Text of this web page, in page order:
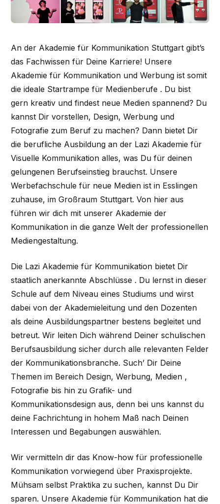
An der Akademie für Kommunikation Stuttgart gibt’s
das Fachwissen für Deine Karriere! Unsere
Akademie für Kommunikation und Werbung ist somit
die ideale Startrampe für Medienberufe . Du bist
gern kreativ und findest neue Medien spannend? Du
kannst Dir vorstellen, Design, Werbung und
Fotografie zum Beruf zu machen? Dann bietet Dir
die berufliche Ausbildung an der Lazi Akademie für
Visuelle Kommunikation alles, was Du für deinen
gelungenen Berufseinstieg brauchst. Unsere
Werbefachschule für neue Medien ist in Esslingen
zuhause, im Großraum Stuttgart. Von hier aus
führen wir dich mit unserer Akademie der
Kommunikation in die ganze Welt der professionellen
Mediengestaltung.
Die Lazi Akademie für Kommunikation bietet Dir
staatlich anerkannte Abschlüsse . Du lernst in dieser
Schule auf dem Niveau eines Studiums und wirst
dabei von der Akademieleitung und den Dozenten
als deine Ausbildungspartner bestens begleitet und
betreut. Wir leiten Dich während Deiner schulischen
Berufsausbildung sicher durch alle relevanten Felder
der Kommunikationsbranche. Such’ Dir Deine
Themen im Bereich Design, Werbung, Medien ,
Fotografie bis hin zu Grafik- und
Kommunikationsdesign aus, denn bei uns kannst du
deine Fachrichtung in hohem Maß nach Deinen
Interessen und Begabungen auswählen.
Wir vermitteln dir das Know-how für professionelle
Kommunikation vorwiegend über Praxisprojekte.
Mühsam selbst Praktika zu suchen, kannst Du Dir
sparen. Unsere Akademie für Kommunikation hat die